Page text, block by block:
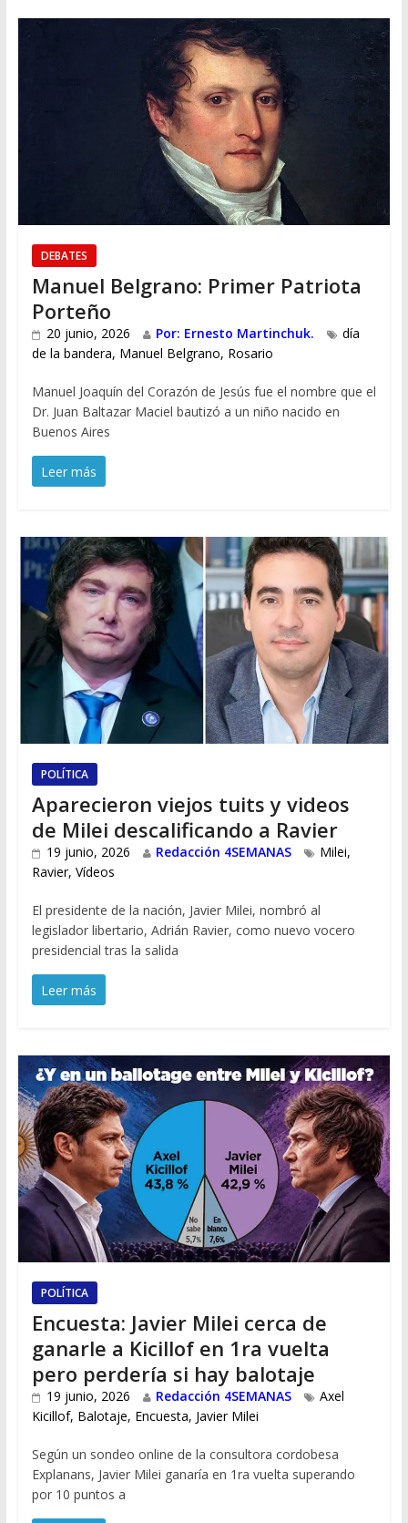
DEBATES
Manuel Belgrano: Primer Patriota
Porteño
20 junio, 2026 Por: Ernesto Martinchuk.
día
de la bandera, Manuel Belgrano, Rosario
Manuel Joaquín del Corazón de Jesús fue el nombre que el
Dr. Juan Baltazar Maciel bautizó a un niño nacido en
Buenos Aires
Leer más
POLÍTICA
Aparecieron viejos tuits y videos
de Milei descalificando a Ravier
19 junio, 2026 Redacción 4SEMANAS Milei,
Ravier, Vídeos
El presidente de la nación, Javier Milei, nombró al
legislador libertario, Adrián Ravier, como nuevo vocero
presidencial tras la salida
Leer más
POLÍTICA
Encuesta: Javier Milei cerca de
ganarle a Kicillof en 1ra vuelta
pero perdería si hay balotaje
19 junio, 2026 Redacción 4SEMANAS
Axel
Kicillof, Balotaje, Encuesta, Javier Milei
Según un sondeo online de la consultora cordobesa
Explanans, Javier Milei ganaría en 1ra vuelta superando
por 10 puntos a